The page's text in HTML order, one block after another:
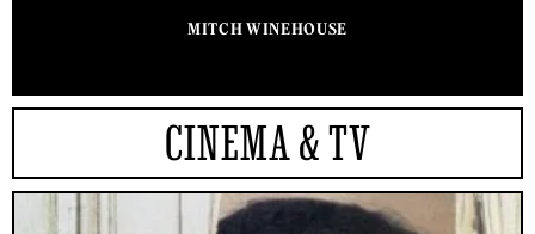
MITCH WINEHOUSE
CINEMA & TV